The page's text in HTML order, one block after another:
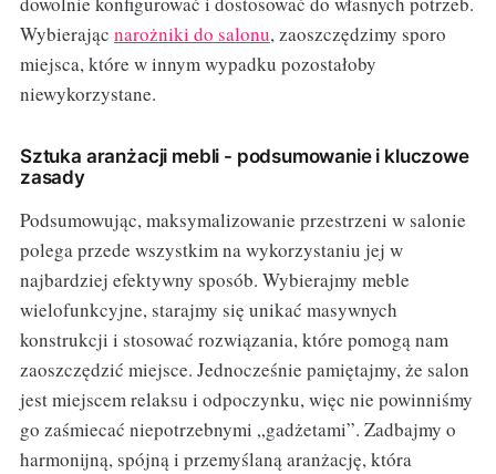
Wybierając narożniki do salonu, zaoszczędzimy sporo
miejsca, które w innym wypadku pozostałoby
niewykorzystane.
Sztuka aranżacji mebli - podsumowanie i kluczowe
zasady
Podsumowując, maksymalizowanie przestrzeni w salonie
polega przede wszystkim na wykorzystaniu jej w
najbardziej efektywny sposób. Wybierajmy meble
wielofunkcyjne, starajmy się unikać masywnych
konstrukcji i stosować rozwiązania, które pomogą nam
zaoszczędzić miejsce. Jednocześnie pamiętajmy, że salon
jest miejscem relaksu i odpoczynku, więc nie powinniśmy
go zaśmiecać niepotrzebnymi „gadżetami”. Zadbajmy o
harmonijną, spójną i przemyślaną aranżację, która